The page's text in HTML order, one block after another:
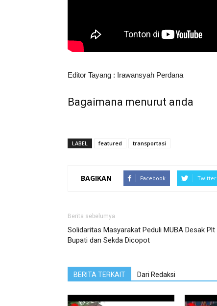
Editor Tayang : Irawansyah Perdana
Bagaimana menurut anda
LABEL featured transportasi
BAGIKAN Facebook Twitter
Berita sebelumya
Solidaritas Masyarakat Peduli MUBA Desak Plt
Bupati dan Sekda Dicopot
BERITA TERKAIT Dari Redaksi